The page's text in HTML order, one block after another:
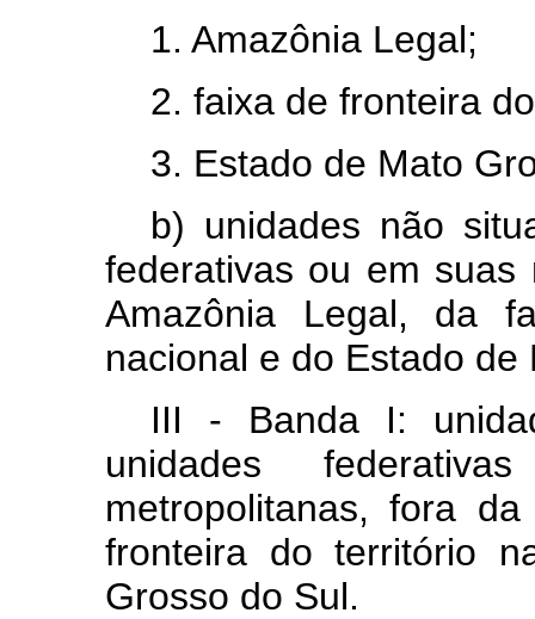
1. Amazônia Legal;
2. faixa de fronteira
3. Estado de Mato
b) unidades não
federativas ou em suas
Amazônia Legal, da
nacional e do Estado
III - Banda I:
unidades
metropolitanas, fora
fronteira do território
Grosso do Sul.